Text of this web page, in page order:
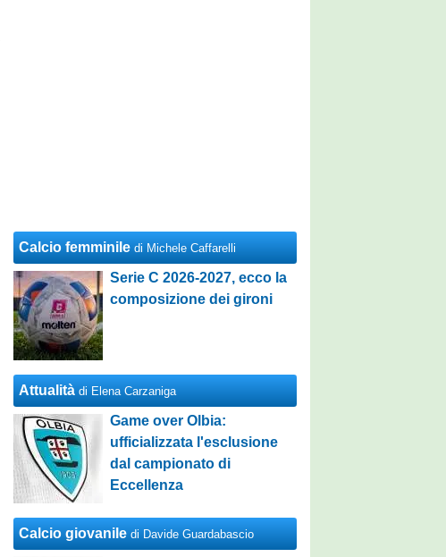
Calcio femminile di Michele Caffarelli
Serie C 2026-2027, ecco la
composizione dei gironi
Attualità di Elena Carzaniga
Game over Olbia:
ufficializzata l'esclusione
dal campionato di
Eccellenza
Calcio giovanile di Davide Guardabascio